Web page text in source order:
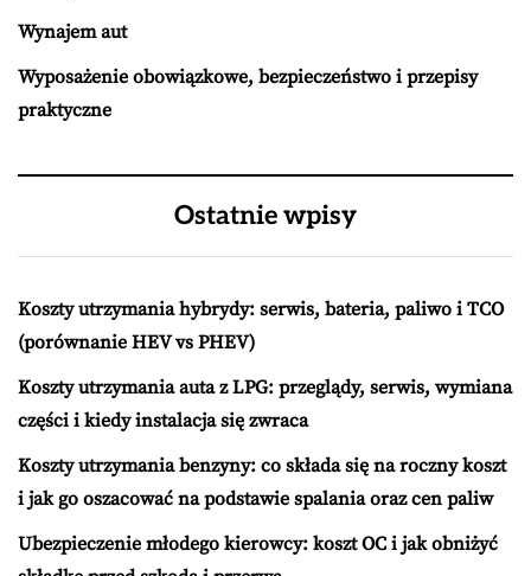
Wynajem aut
Wyposażenie obowiązkowe, bezpieczeństwo i przepisy
praktyczne
Ostatnie wpisy
Koszty utrzymania hybrydy: serwis, bateria, paliwo i TCO
(porównanie HEV vs PHEV)
Koszty utrzymania auta z LPG: przeglądy, serwis, wymiana
części i kiedy instalacja się zwraca
Koszty utrzymania benzyny: co składa się na roczny koszt
i jak go oszacować na podstawie spalania oraz cen paliw
Ubezpieczenie młodego kierowcy: koszt OC i jak obniżyć